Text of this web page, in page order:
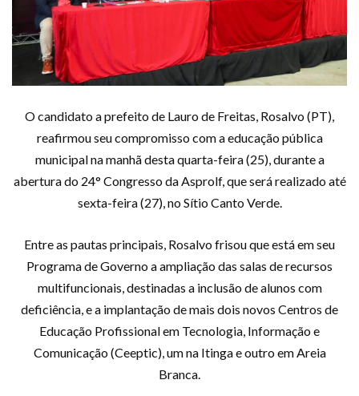
O candidato a prefeito de Lauro de Freitas, Rosalvo (PT),
reafirmou seu compromisso com a educação pública
municipal na manhã desta quarta-feira (25), durante a
abertura do 24° Congresso da Asprolf, que será realizado até
sexta-feira (27), no Sítio Canto Verde.
Entre as pautas principais, Rosalvo frisou que está em seu
Programa de Governo a ampliação das salas de recursos
multifuncionais, destinadas a inclusão de alunos com
deficiência, e a implantação de mais dois novos Centros de
Educação Profissional em Tecnologia, Informação e
Comunicação (Ceeptic), um na Itinga e outro em Areia
Branca.